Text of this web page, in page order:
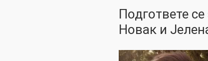
Подгответе
Новак и